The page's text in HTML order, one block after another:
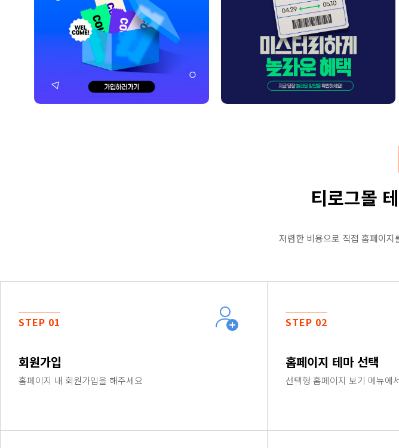
티로그몰
저렴한 비용으로 직접 홈페이
STEP 01
회원가입
홈페이지 내 회원가입을 해주세요
STEP 02
홈페이지 테마 선택
선택형 홈페이지 보기 메뉴에